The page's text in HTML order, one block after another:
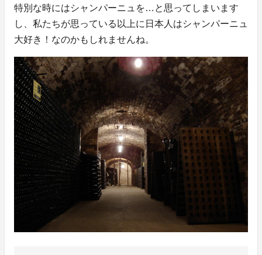
特別な時にはシャンパーニュを…と思ってしまいます
し、私たちが思っている以上に日本人はシャンパーニュ
大好き！なのかもしれませんね。